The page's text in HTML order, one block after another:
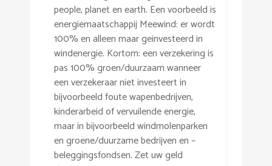
people, planet en earth. Een voorbeeld is
energiemaatschappij Meewind: er wordt
100% en alleen maar geinvesteerd in
windenergie. Kortom: een verzekering is
pas 100% groen/duurzaam wanneer
een verzekeraar niet investeert in
bijvoorbeeld foute wapenbedrijven,
kinderarbeid of vervuilende energie,
maar in bijvoorbeeld windmolenparken
en groene/duurzame bedrijven en –
beleggingsfondsen. Zet uw geld